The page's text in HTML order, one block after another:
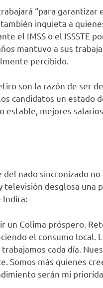
“para garantizar
inquieta a
el IMSS o el ISSSTE
mantuvo a sus
percibido.
son la razón de ser
candidatos un estado
estable, mejores
nado sincronizado
desglosa una
Indira:
un Colima próspero.
el consumo local.
cada día.
Somos más quienes
serán mi